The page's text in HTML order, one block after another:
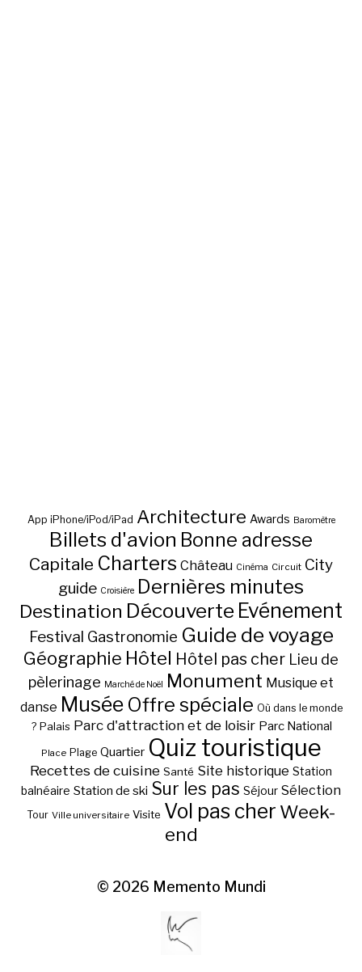
App iPhone/iPod/iPad Architecture Awards Baromètre
Billets d'avion Bonne adresse
Capitale Charters Château Cinéma Circuit City
guide Croisière Dernières minutes
Destination Découverte Evénement
Festival Gastronomie Guide de voyage
Géographie Hôtel Hôtel pas cher Lieu de
pèlerinage Marché de Noël Monument Musique et
danse Musée Offre spéciale Où dans le monde
? Palais Parc d'attraction et de loisir Parc National
Place Plage Quartier Quiz touristique
Recettes de cuisine Santé Site historique Station
balnéaire Station de ski Sur les pas Séjour Sélection
Tour Ville universitaire Visite Vol pas cher Week-
end
© 2026 Memento Mundi